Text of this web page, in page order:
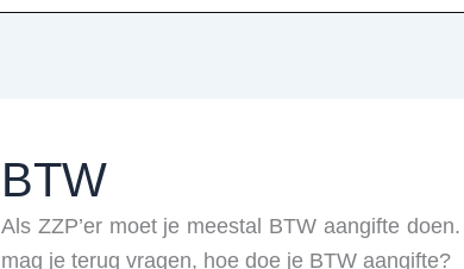
BTW
Als ZZP’er moet je meestal BTW aangifte
mag je terug vragen, hoe doe je BTW aangifte?